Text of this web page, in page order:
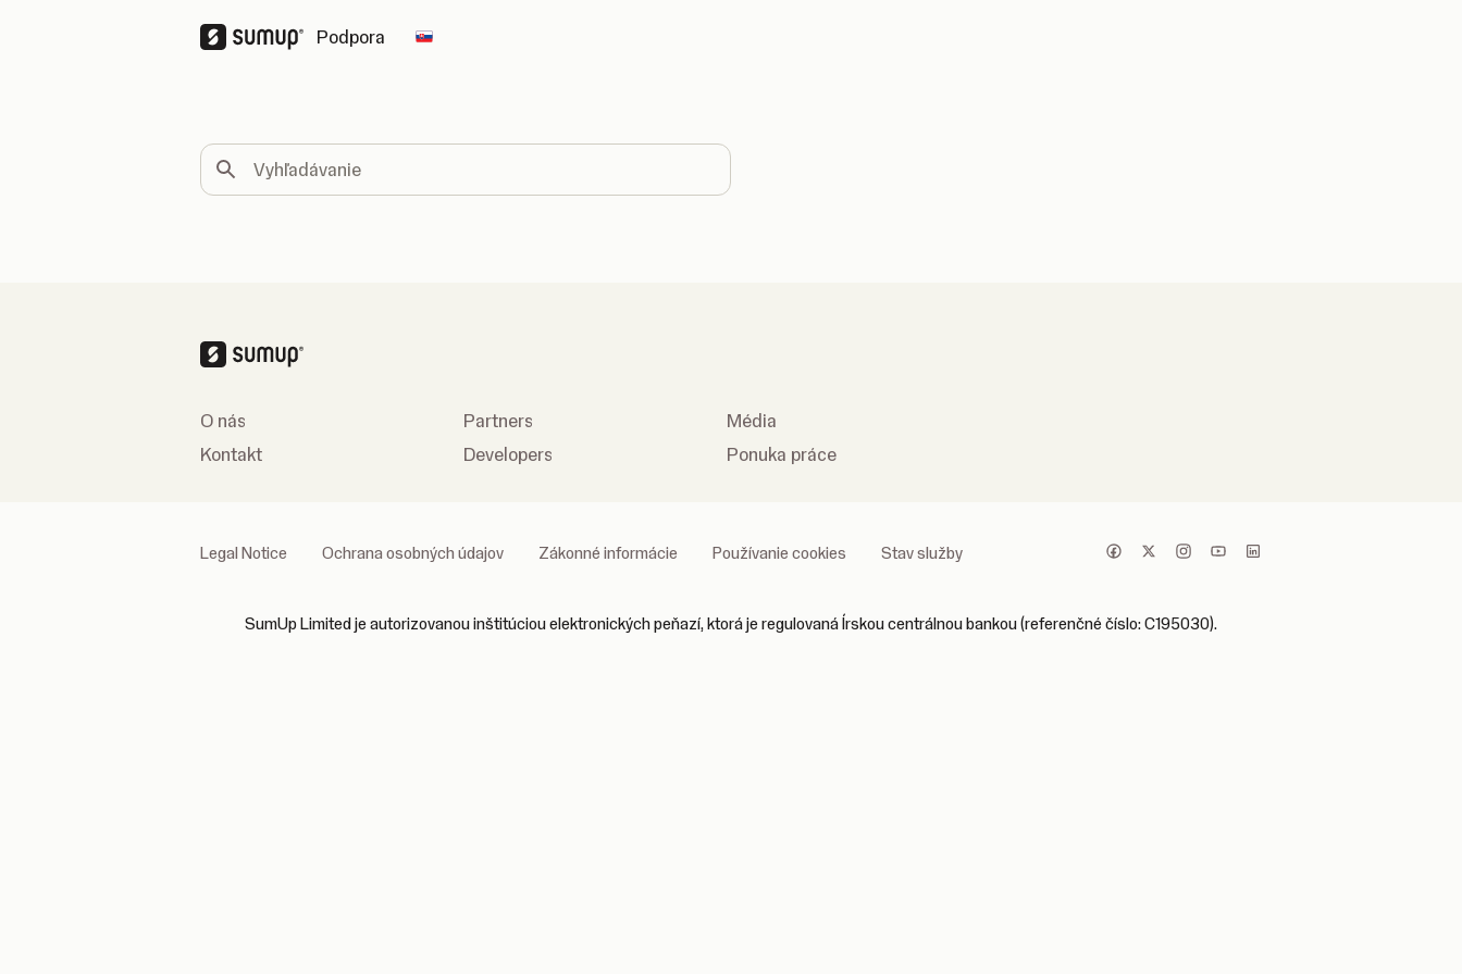
Podpora Change country
Vyhľadávanie
O nás
Kontakt
Partners
Developers
Média
Ponuka práce
Legal Notice Ochrana osobných údajov Zákonné informácie Používanie cookies Stav služby
SumUp Limited je autorizovanou inštitúciou elektronických peňazí, ktorá je regulovaná Írskou centrálnou bankou (referenčné číslo: C195030).